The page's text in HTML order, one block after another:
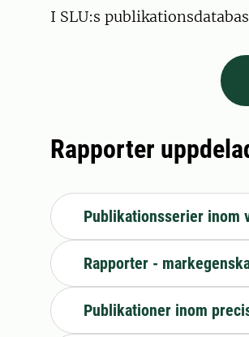
I SLU:s
Rapporter
Publikationsserier inom
Rapporter -
Publikationer inom